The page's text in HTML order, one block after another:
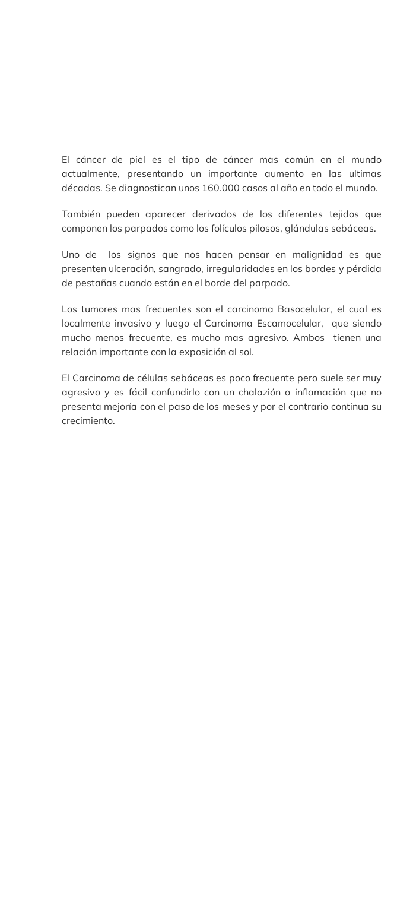
El cáncer de piel es el tipo de cáncer mas común en el mundo
actualmente, presentando un importante aumento en las ultimas
décadas. Se diagnostican unos 160.000 casos al año en todo el mundo.
También pueden aparecer derivados de los diferentes tejidos que
componen los parpados como los folículos pilosos, glándulas sebáceas.
Uno de los signos que nos hacen pensar en malignidad es que
presenten ulceración, sangrado, irregularidades en los bordes y pérdida
de pestañas cuando están en el borde del parpado.
Los tumores mas frecuentes son el carcinoma Basocelular, el cual es
localmente invasivo y luego el Carcinoma Escamocelular, que siendo
mucho menos frecuente, es mucho mas agresivo. Ambos tienen una
relación importante con la exposición al sol.
El Carcinoma de células sebáceas es poco frecuente pero suele ser muy
agresivo y es fácil confundirlo con un chalazión o inflamación que no
presenta mejoría con el paso de los meses y por el contrario continua su
crecimiento.